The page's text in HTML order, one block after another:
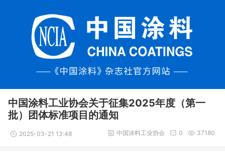
中国涂料工业协会关于征集2025年度（第一
批）团体标准项目的通知
2025-03-21 13:48 37180
0
中国涂料工业协会